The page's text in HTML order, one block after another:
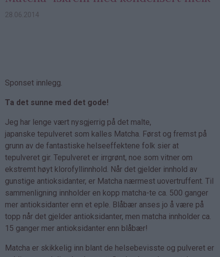
28.06.2014
Sponset innlegg.
Ta det sunne med det gode!
Jeg har lenge vært nysgjerrig på det malte,
japanske tepulveret som kalles Matcha. Først og fremst på
grunn av de fantastiske helseeffektene folk sier at
tepulveret gir. Tepulveret er irrgrønt, noe som vitner om
ekstremt høyt klorofyllinnhold. Når det gjelder innhold av
gunstige antioksidanter, er Matcha nærmest uovertruffent. Til
sammenligning innholder en kopp matcha-te ca. 500 ganger
mer antioksidanter enn et eple. Blåbær anses jo å være på
topp når det gjelder antioksidanter, men matcha innholder ca.
15 ganger mer antioksidanter enn blåbær!
Matcha er skikkelig inn blant de helsebevisste og pulveret er